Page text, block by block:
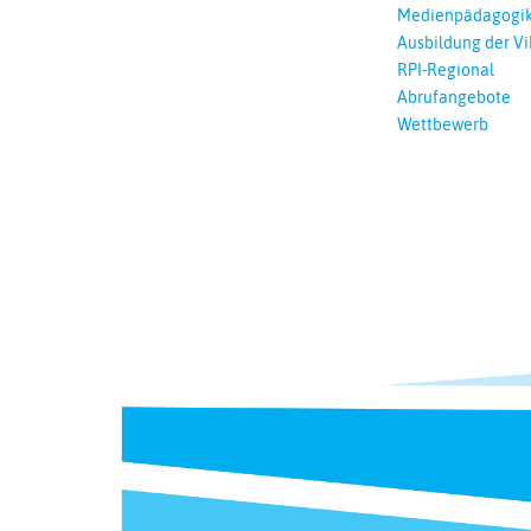
Ausbildung der
RPI-Regional
Abrufangebote
Wettbewerb